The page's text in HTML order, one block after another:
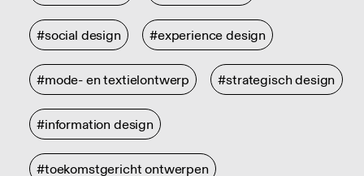
#social design #experience design
#mode- en textielontwerp #strategisch design
#information design
#toekomstgericht ontwerpen